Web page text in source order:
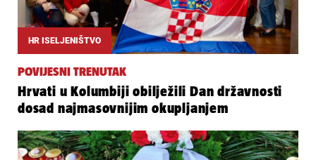
HR ISELJENIŠTVO
POVIJESNI TRENUTAK
Hrvati u Kolumbiji obilježili Dan državnosti
dosad najmasovnijim okupljanjem